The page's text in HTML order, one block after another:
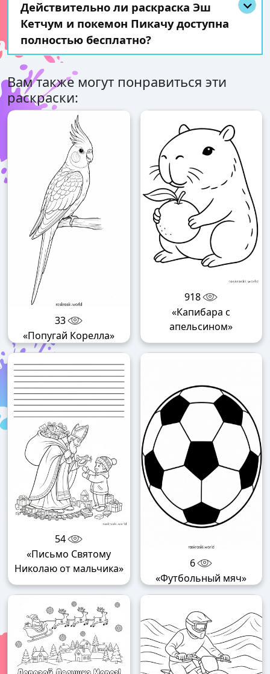
Действительно ли раскраска Эш
Кетчум и покемон Пикачу доступна
полностью бесплатно?
Вам также могут понравиться эти
раскраски:
33
«Попугай Корелла»
918
«Капибара с
апельсином»
54
«Письмо Святому
Николаю от мальчика»
6
«Футбольный мяч»